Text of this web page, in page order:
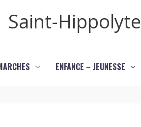
Saint-Hippolyte
ENFANCE – JEUNESSE